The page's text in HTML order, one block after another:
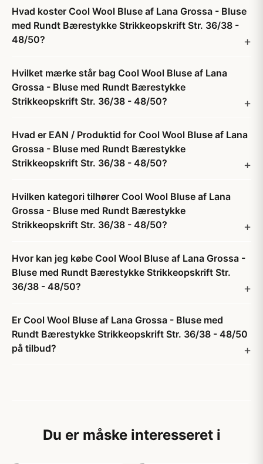
Hvad koster Cool Wool Bluse af Lana Grossa - Bluse
med Rundt Bærestykke Strikkeopskrift Str. 36/38 -
48/50?
Hvilket mærke står bag Cool Wool Bluse af Lana
Grossa - Bluse med Rundt Bærestykke
Strikkeopskrift Str. 36/38 - 48/50?
Hvad er EAN / Produktid for Cool Wool Bluse af Lana
Grossa - Bluse med Rundt Bærestykke
Strikkeopskrift Str. 36/38 - 48/50?
Hvilken kategori tilhører Cool Wool Bluse af Lana
Grossa - Bluse med Rundt Bærestykke
Strikkeopskrift Str. 36/38 - 48/50?
Hvor kan jeg købe Cool Wool Bluse af Lana Grossa -
Bluse med Rundt Bærestykke Strikkeopskrift Str.
36/38 - 48/50?
Er Cool Wool Bluse af Lana Grossa - Bluse med
Rundt Bærestykke Strikkeopskrift Str. 36/38 - 48/50
på tilbud?
Du er måske interesseret i